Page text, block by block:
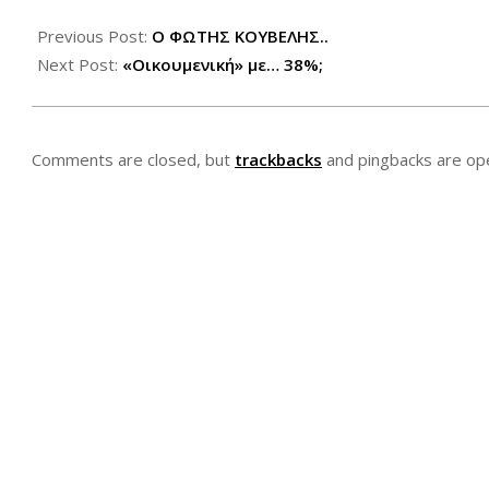
05-
11
Previous Post: Ο ΦΩΤΗΣ ΚΟΥΒΕΛΗΣ..
Next Post: «Οικουμενική» με… 38%;
Comments are closed, but trackbacks and pingbacks are